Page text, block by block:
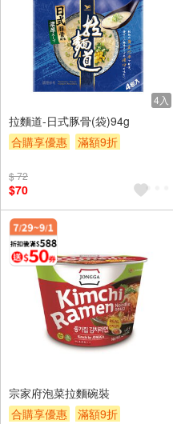
4入
拉麵道-日式豚骨(袋)94g
合購享優惠
滿額9折
$ 72
$70
宗家府泡菜拉麵碗裝
合購享優惠
滿額9折